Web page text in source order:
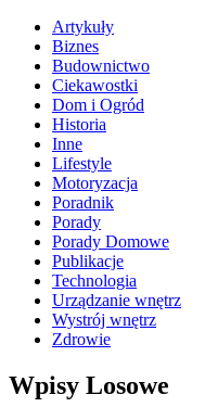
Artykuły
Biznes
Budownictwo
Ciekawostki
Dom i Ogród
Historia
Inne
Lifestyle
Motoryzacja
Poradnik
Porady
Porady Domowe
Publikacje
Technologia
Urządzanie wnętrz
Wystrój wnętrz
Zdrowie
Wpisy Losowe